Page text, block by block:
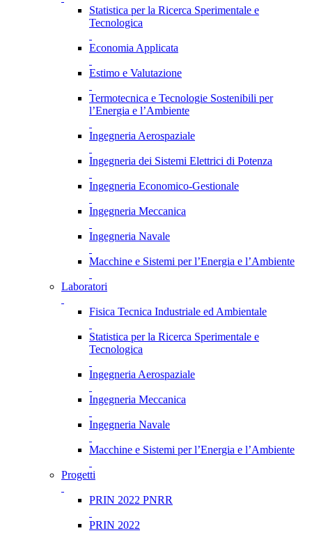
Statistica per la Ricerca Sperimentale e
Tecnologica
Economia Applicata
Estimo e Valutazione
Termotecnica e Tecnologie Sostenibili per
l’Energia e l’Ambiente
Ingegneria Aerospaziale
Ingegneria dei Sistemi Elettrici di Potenza
Ingegneria Economico-Gestionale
Ingegneria Meccanica
Ingegneria Navale
Macchine e Sistemi per l’Energia e l’Ambiente
Laboratori
Fisica Tecnica Industriale ed Ambientale
Statistica per la Ricerca Sperimentale e
Tecnologica
Ingegneria Aerospaziale
Ingegneria Meccanica
Ingegneria Navale
Macchine e Sistemi per l’Energia e l’Ambiente
Progetti
PRIN 2022 PNRR
PRIN 2022